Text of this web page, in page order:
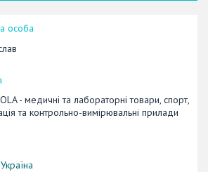
- медичні та лабораторні товари, спорт,
та контрольно-вимірювальні прилади